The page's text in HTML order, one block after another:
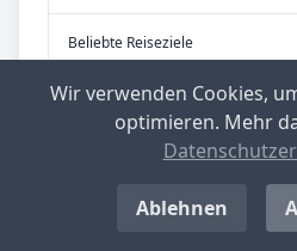
Be­lieb­te Rei­se­zie­le
Top-­Ge­mein­den mit
Wir verwenden Cookies,
optimieren. Mehr
Ablehnen